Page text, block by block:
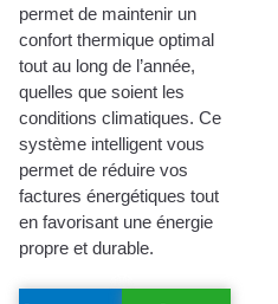
permet de maintenir un
confort thermique optimal
tout au long de l’année,
quelles que soient les
conditions climatiques. Ce
système intelligent vous
permet de réduire vos
factures énergétiques tout
en favorisant une énergie
propre et durable.